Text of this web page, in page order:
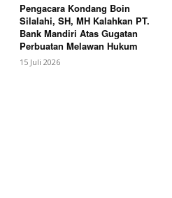
Pengacara Kondang Boin
Silalahi, SH, MH Kalahkan PT.
Bank Mandiri Atas Gugatan
Perbuatan Melawan Hukum
15 Juli 2026